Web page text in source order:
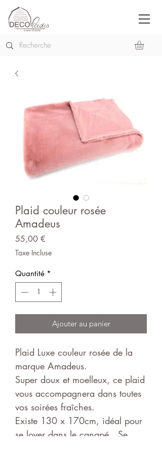
Plaid couleur rosée
Amadeus
55,00 €
Taxe Incluse
Quantité *
Ajouter au panier
Plaid Luxe couleur rosée de la
marque Amadeus.
Super doux et moelleux, ce plaid
vous accompagnera dans toutes
vos soirées fraîches.
Existe 130 x 170cm, idéal pour
se lover dans le canapé. Se